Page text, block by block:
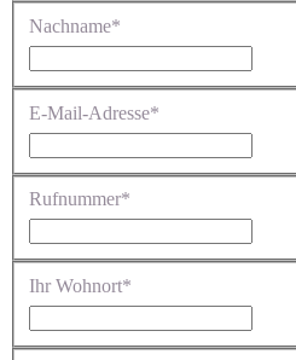
Nachname*
E-Mail-Adresse*
Rufnummer*
Ihr Wohnort*